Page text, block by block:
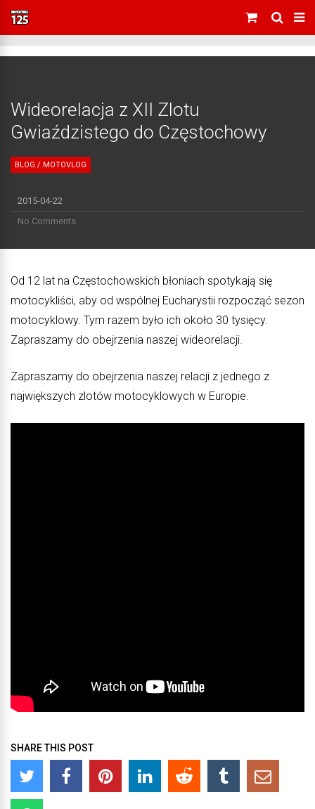
Wideorelacja z XII Zlotu
Gwiaździstego do Częstochowy
BLOG / MOTOVLOG
2015-04-22
No Comments
Od 12 lat na Częstochowskich błoniach spotykają się
motocykliści, aby od wspólnej Eucharystii rozpocząć sezon
motocyklowy. Tym razem było ich około 30 tysięcy.
Zapraszamy do obejrzenia naszej wideorelacji.
Zapraszamy do obejrzenia naszej relacji z jednego z
największych zlotów motocyklowych w Europie.
SHARE THIS POST